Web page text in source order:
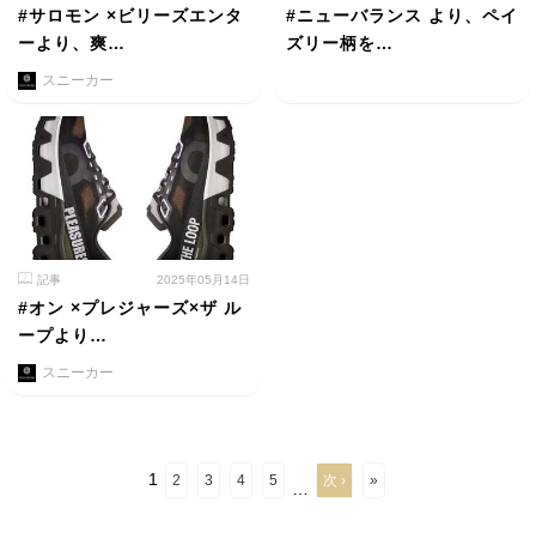
#サロモン ×ビリーズエンタ
ーより、爽…
スニーカー
#ニューバランス より、ペイ
ズリー柄を…
記事 2025年05月14日
#オン ×プレジャーズ×ザ ル
ープより…
スニーカー
1 2 3 4 5 次 › »